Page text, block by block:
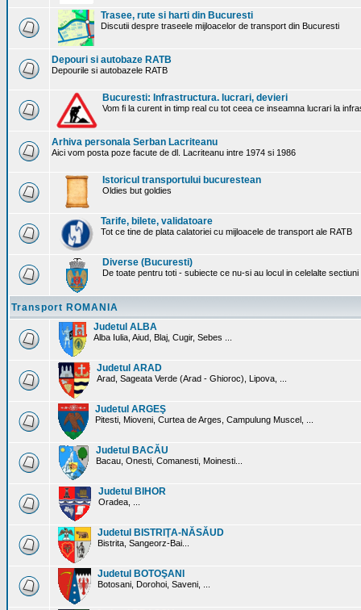
Trasee, rute si harti din Bucuresti
Discutii despre traseele mijloacelor de transport din Bucuresti
Depouri si autobaze RATB
Depourile si autobazele RATB
Bucuresti: Infrastructura. lucrari, devieri
Vom fi la curent in timp real cu tot ceea ce inseamna lucrari la
Arhiva personala Serban Lacriteanu
Aici vom posta poze facute de dl. Lacriteanu intre 1974 si 1986
Istoricul transportului bucurestean
Oldies but goldies
Tarife, bilete, validatoare
Tot ce tine de plata calatoriei cu mijloacele de transport ale RATB
Diverse (Bucuresti)
De toate pentru toti - subiecte ce nu-si au locul in celelalte
Transport ROMANIA
Judetul ALBA
Alba Iulia, Aiud, Blaj, Cugir, Sebes ...
Judetul ARAD
Arad, Sageata Verde (Arad - Ghioroc), Lipova, ...
Judetul ARGEŞ
Pitesti, Mioveni, Curtea de Arges, Campulung Muscel, ...
Judetul BACĂU
Bacau, Onesti, Comanesti, Moinesti...
Judetul BIHOR
Oradea, ...
Judetul BISTRIŢA-NĂSĂUD
Bistrita, Sangeorz-Bai...
Judetul BOTOŞANI
Botosani, Dorohoi, Saveni, ...